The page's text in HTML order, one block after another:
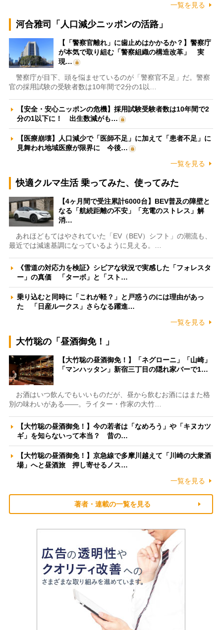
一覧を見る
河合雅司「人口減少ニッポンの活路」
【「警察官離れ」に歯止めはかかるか？】警察庁
が本気で取り組む「警察組織の構造改革」 実
現…
警察庁が目下、頭を悩ませているのが「警察官不足」だ。警察
官の採用試験の受験者数は10年間で2分の1以…
【安全・安心ニッポンの危機】採用試験受験者数は10年間で2
分の1以下に！ 出生数減がも…
【医療崩壊】人口減少で「医師不足」に加えて「患者不足」に
見舞われ地域医療が限界に 今後…
一覧を見る
快適クルマ生活 乗ってみた、使ってみた
【4ヶ月間で受注累計6000台】BEV普及の障壁と
なる「航続距離の不安」「充電のストレス」解
消…
あれほどもてはやされていた「EV（BEV）シフト」の潮流も、
最近では減速基調になっているように見える。…
《雪道の対応力を検証》シビアな状況で実感した「フォレスタ
ー」の真価 「ターボ」と「スト…
乗り込むと同時に「これが軽？」と戸惑うのには理由があっ
た 「日産ルークス」さらなる躍進…
一覧を見る
大竹聡の「昼酒御免！」
【大竹聡の昼酒御免！】「ネグローニ」「山崎」
「マンハッタン」新宿三丁目の隠れ家バーで1…
お酒はいつ飲んでもいいものだが、昼から飲むお酒にはまた格
別の味わいがある――。ライター・作家の大竹…
【大竹聡の昼酒御免！】今の若者は「なめろう」や「キヌカツ
ギ」を知らないって本当？ 昔の…
【大竹聡の昼酒御免！】京急線で多摩川越えて「川崎の大衆酒
場」へと昼酒旅 押し寄せるノス…
一覧を見る
著者・連載の一覧を見る